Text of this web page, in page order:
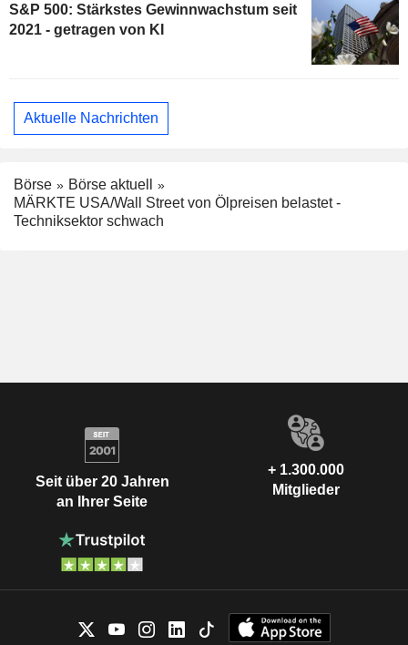
S&P 500: Stärkstes Gewinnwachstum seit
2021 - getragen von KI
Aktuelle Nachrichten
Börse
Börse aktuell
MÄRKTE USA/Wall Street von Ölpreisen belastet -
Techniksektor schwach
Seit über 20 Jahren
an Ihrer Seite
+ 1.300.000
Mitglieder